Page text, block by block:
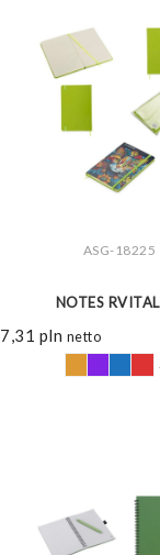
ZOBACZ
ASG-18225
NOTES
7,31 pln netto